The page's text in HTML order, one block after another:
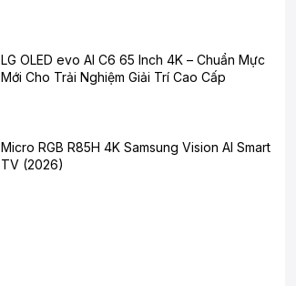
LG OLED evo AI C6 65 Inch 4K – Chuẩn Mực
Mới Cho Trải Nghiệm Giải Trí Cao Cấp
Micro RGB R85H 4K Samsung Vision AI Smart
TV (2026)